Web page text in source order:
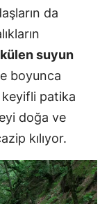
Kırklareli
Kocaeli
Konya
Kütahya
Manisa
da
suyun
boyunca
patika
doğa ve
kılıyor.